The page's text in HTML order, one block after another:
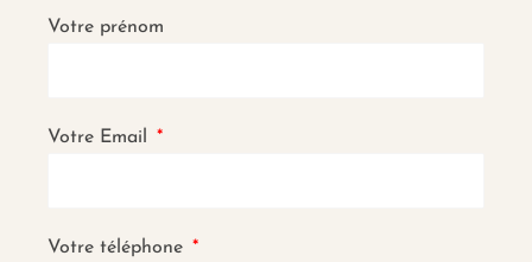
Votre prénom
Votre Email
Votre téléphone